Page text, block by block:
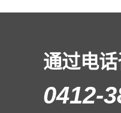
通过电
0412-